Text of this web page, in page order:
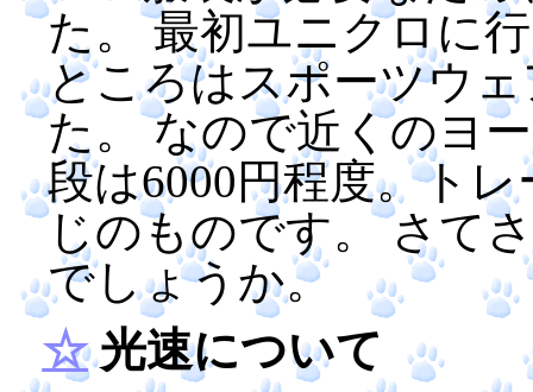
た。 最初ユニクロに
ところはスポーツウ
た。 なので近くのヨ
段は6000円程度。ト
じのものです。 さて
でしょうか。
☆光速について